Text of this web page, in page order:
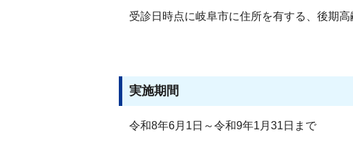
受診日時点に岐阜市に住所を有する、後期
実施期間
令和8年6月1日～令和9年1月31日まで